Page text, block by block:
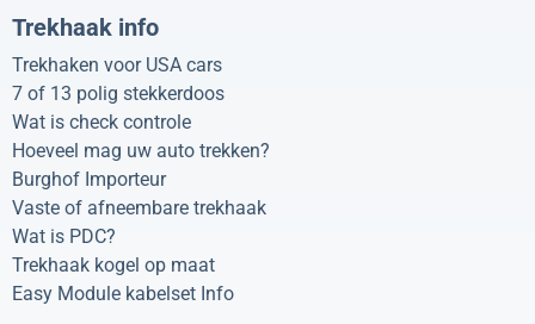
Trekhaak info
Trekhaken voor USA cars
7 of 13 polig stekkerdoos
Wat is check controle
Hoeveel mag uw auto trekken?
Burghof Importeur
Vaste of afneembare trekhaak
Wat is PDC?
Trekhaak kogel op maat
Easy Module kabelset Info